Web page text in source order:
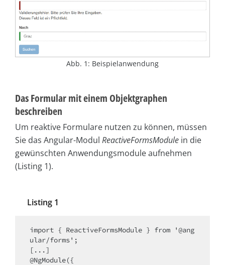
Abb. 1: Beispielanwendung
Das Formular mit einem Objektgraphen
beschreiben
Um reaktive Formulare nutzen zu können, müssen
Sie das Angular-Modul ReactiveFormsModule in die
gewünschten Anwendungsmodule aufnehmen
(Listing 1).
Listing 1
import { ReactiveFormsModule } from '@ang
ular/forms';
[...]
@NgModule({